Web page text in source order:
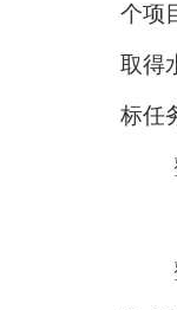
个项
取得
标任